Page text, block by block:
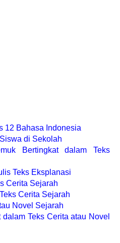
12 Bahasa Indonesia
di Sekolah
Bertingkat dalam Teks
Teks Eksplanasi
Cerita Sejarah
Cerita Sejarah
Novel Sejarah
Teks Cerita atau Novel